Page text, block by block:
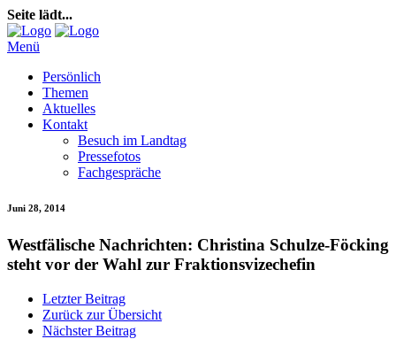
Seite lädt...
Menü
Persönlich
Themen
Aktuelles
Kontakt
Besuch im Landtag
Pressefotos
Fachgespräche
Juni 28, 2014
Westfälische Nachrichten: Christina Schulze-Föcking
steht vor der Wahl zur Fraktionsvizechefin
Letzter Beitrag
Zurück zur Übersicht
Nächster Beitrag